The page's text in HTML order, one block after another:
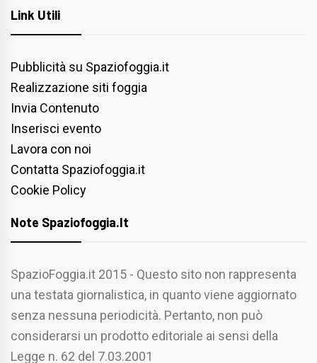
Link Utili
Pubblicità su Spaziofoggia.it
Realizzazione siti foggia
Invia Contenuto
Inserisci evento
Lavora con noi
Contatta Spaziofoggia.it
Cookie Policy
Note Spaziofoggia.it
SpazioFoggia.it 2015 - Questo sito non rappresenta
una testata giornalistica, in quanto viene aggiornato
senza nessuna periodicità. Pertanto, non può
considerarsi un prodotto editoriale ai sensi della
Legge n. 62 del 7.03.2001